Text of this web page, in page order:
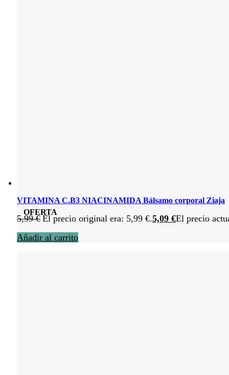
OFERTA
VITAMINA C.B3 NIACINAMIDA Bálsamo corporal Ziaja
5,99€ El precio original era: 5,99 €.5,09 €El precio
Añadir al carrito